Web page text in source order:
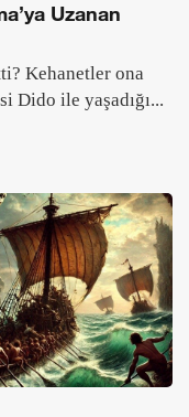
Uzanan
Kehanetler ona
Dido ile yaşadığı...